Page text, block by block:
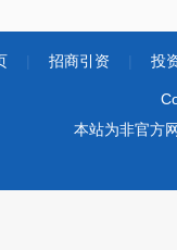
招商引资 投
本站为非官方